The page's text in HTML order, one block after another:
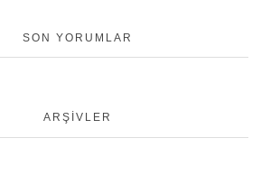
SON YORUMLAR
ARŞIVLER